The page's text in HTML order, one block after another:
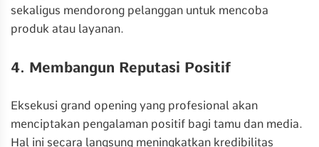
sekaligus mendorong pelanggan untuk mencoba
produk atau layanan.
4. Membangun Reputasi Positif
Eksekusi grand opening yang profesional akan
menciptakan pengalaman positif bagi tamu dan media.
Hal ini secara langsung meningkatkan kredibilitas